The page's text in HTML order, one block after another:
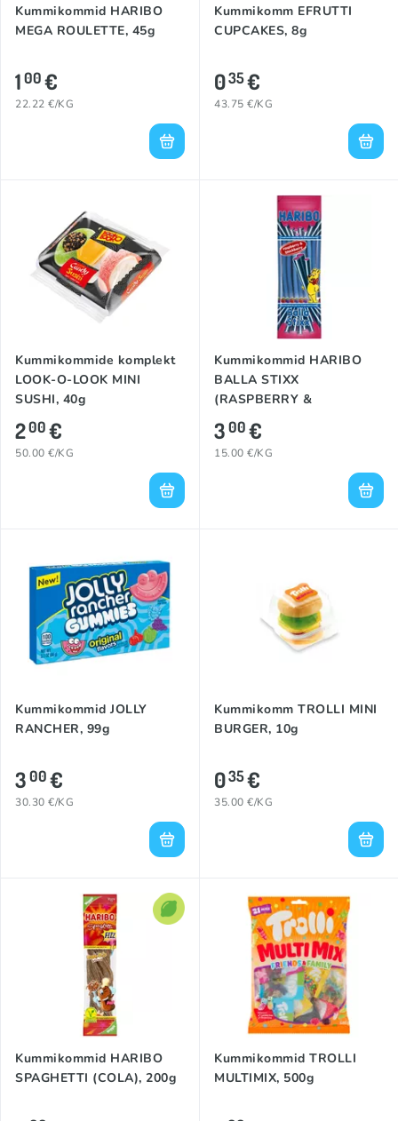
Kummikommid HARIBO
MEGA ROULETTE, 45g
100€
22.22 €/KG
Kummikomm EFRUTTI
CUPCAKES, 8g
035€
43.75 €/KG
Kummikommide komplekt
LOOK-O-LOOK MINI
SUSHI, 40g
200€
50.00 €/KG
Kummikommid HARIBO
BALLA STIXX
(RASPBERRY &
BLACKBERRY), 200g
300€
15.00 €/KG
Kummikommid JOLLY
RANCHER, 99g
300€
30.30 €/KG
Kummikomm TROLLI MINI
BURGER, 10g
035€
35.00 €/KG
Kummikommid HARIBO
SPAGHETTI (COLA), 200g
Kummikommid TROLLI
MULTIMIX, 500g